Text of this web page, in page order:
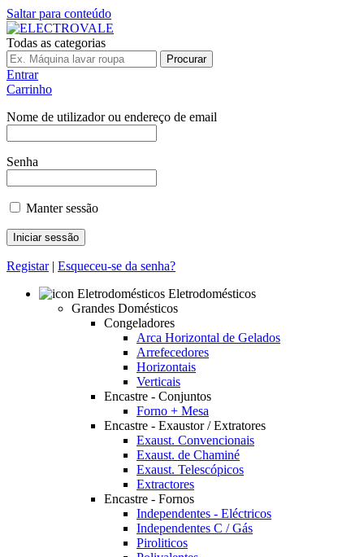
Saltar para conteúdo
Todas as categorias
Procurar
Entrar
Carrinho
Nome de utilizador ou endereço de email
Senha
Manter sessão
Registar| Esqueceu-se da senha?
Eletrodomésticos
Grandes Domésticos
Congeladores
Arca Horizontal de Gelados
Arrefecedores
Horizontais
Verticais
Encastre - Conjuntos
Forno + Mesa
Encastre - Exaustor / Extratores
Exaust. Convencionais
Exaust. de Chaminé
Exaust. Telescópicos
Extractores
Encastre - Fornos
Independentes - Eléctricos
Independentes C / Gás
Piroliticos